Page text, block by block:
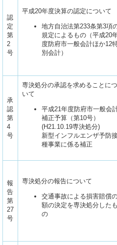
認
定
第
2
号
平成20年度決算の認定について
地方自治法第233条第3項
規定によるもの（平成20
度防府市一般会計ほか12
別会計）
承
認
第
4
号
専決処分の承認を求めることにつ
いて
平成21年度防府市一般会
補正予算（第10号）
(H21.10.19専決処分)
新型インフルエンザ予防
種事業に係る補正
報
告
第
27
号
専決処分の報告について
交通事故による損害賠償
額の決定を専決処分したも
の